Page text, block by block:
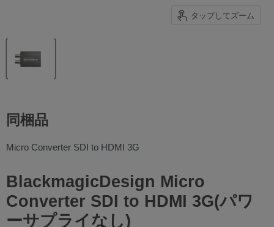
タップしてズーム
同梱品
Micro Converter SDI to HDMI 3G
BlackmagicDesign Micro
Converter SDI to HDMI 3G(パワ
ーサプライなし)